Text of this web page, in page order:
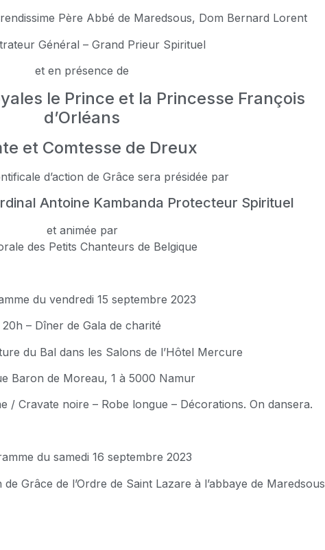
Père Abbé de Maredsous, Dom Bernard Lorent
Général – Grand Prieur Spirituel
et en présence de
le Prince et la Princesse François
d’Orléans
et Comtesse de Dreux
d’action de Grâce sera présidée par
Antoine Kambanda Protecteur Spirituel
et animée par
des Petits Chanteurs de Belgique
du vendredi 15 septembre 2023
20h – Dîner de Gala de charité
du Bal dans les Salons de l’Hôtel Mercure
Baron de Moreau, 1 à 5000 Namur
/ Cravate noire – Robe longue – Décorations. On dansera.
du samedi 16 septembre 2023
de Grâce de l’Ordre de Saint Lazare à l’abbaye de Maredsous